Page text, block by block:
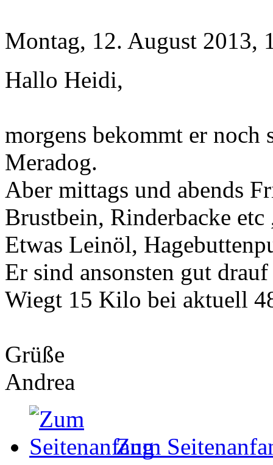
Montag, 12. August 2013,
Hallo Heidi,
morgens bekommt er
Meradog.
Aber mittags und abends
Brustbein, Rinderbacke
Etwas Leinöl,
Er sind ansonsten gut
Wiegt 15 Kilo bei aktuell
Grüße
Andrea
Zum